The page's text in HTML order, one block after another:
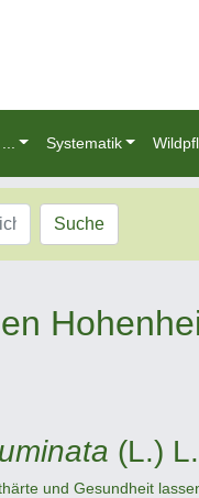
Systematik
Suche
(L.) L.
und Gesundheit